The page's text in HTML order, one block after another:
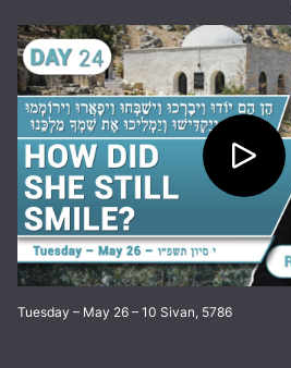
Tuesday – May 26 – 10 Sivan, 5786